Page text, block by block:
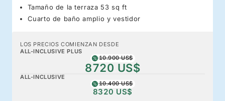
Tamaño de la terraza 53 sq ft
Cuarto de baño amplio y vestidor
LOS PRECIOS COMIENZAN DESDE
ALL-INCLUSIVE PLUS
10.900 US$
8720 US$
ALL-INCLUSIVE
10.400 US$
8320 US$